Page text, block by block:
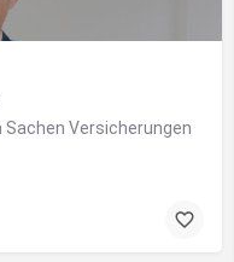
Versicherungen